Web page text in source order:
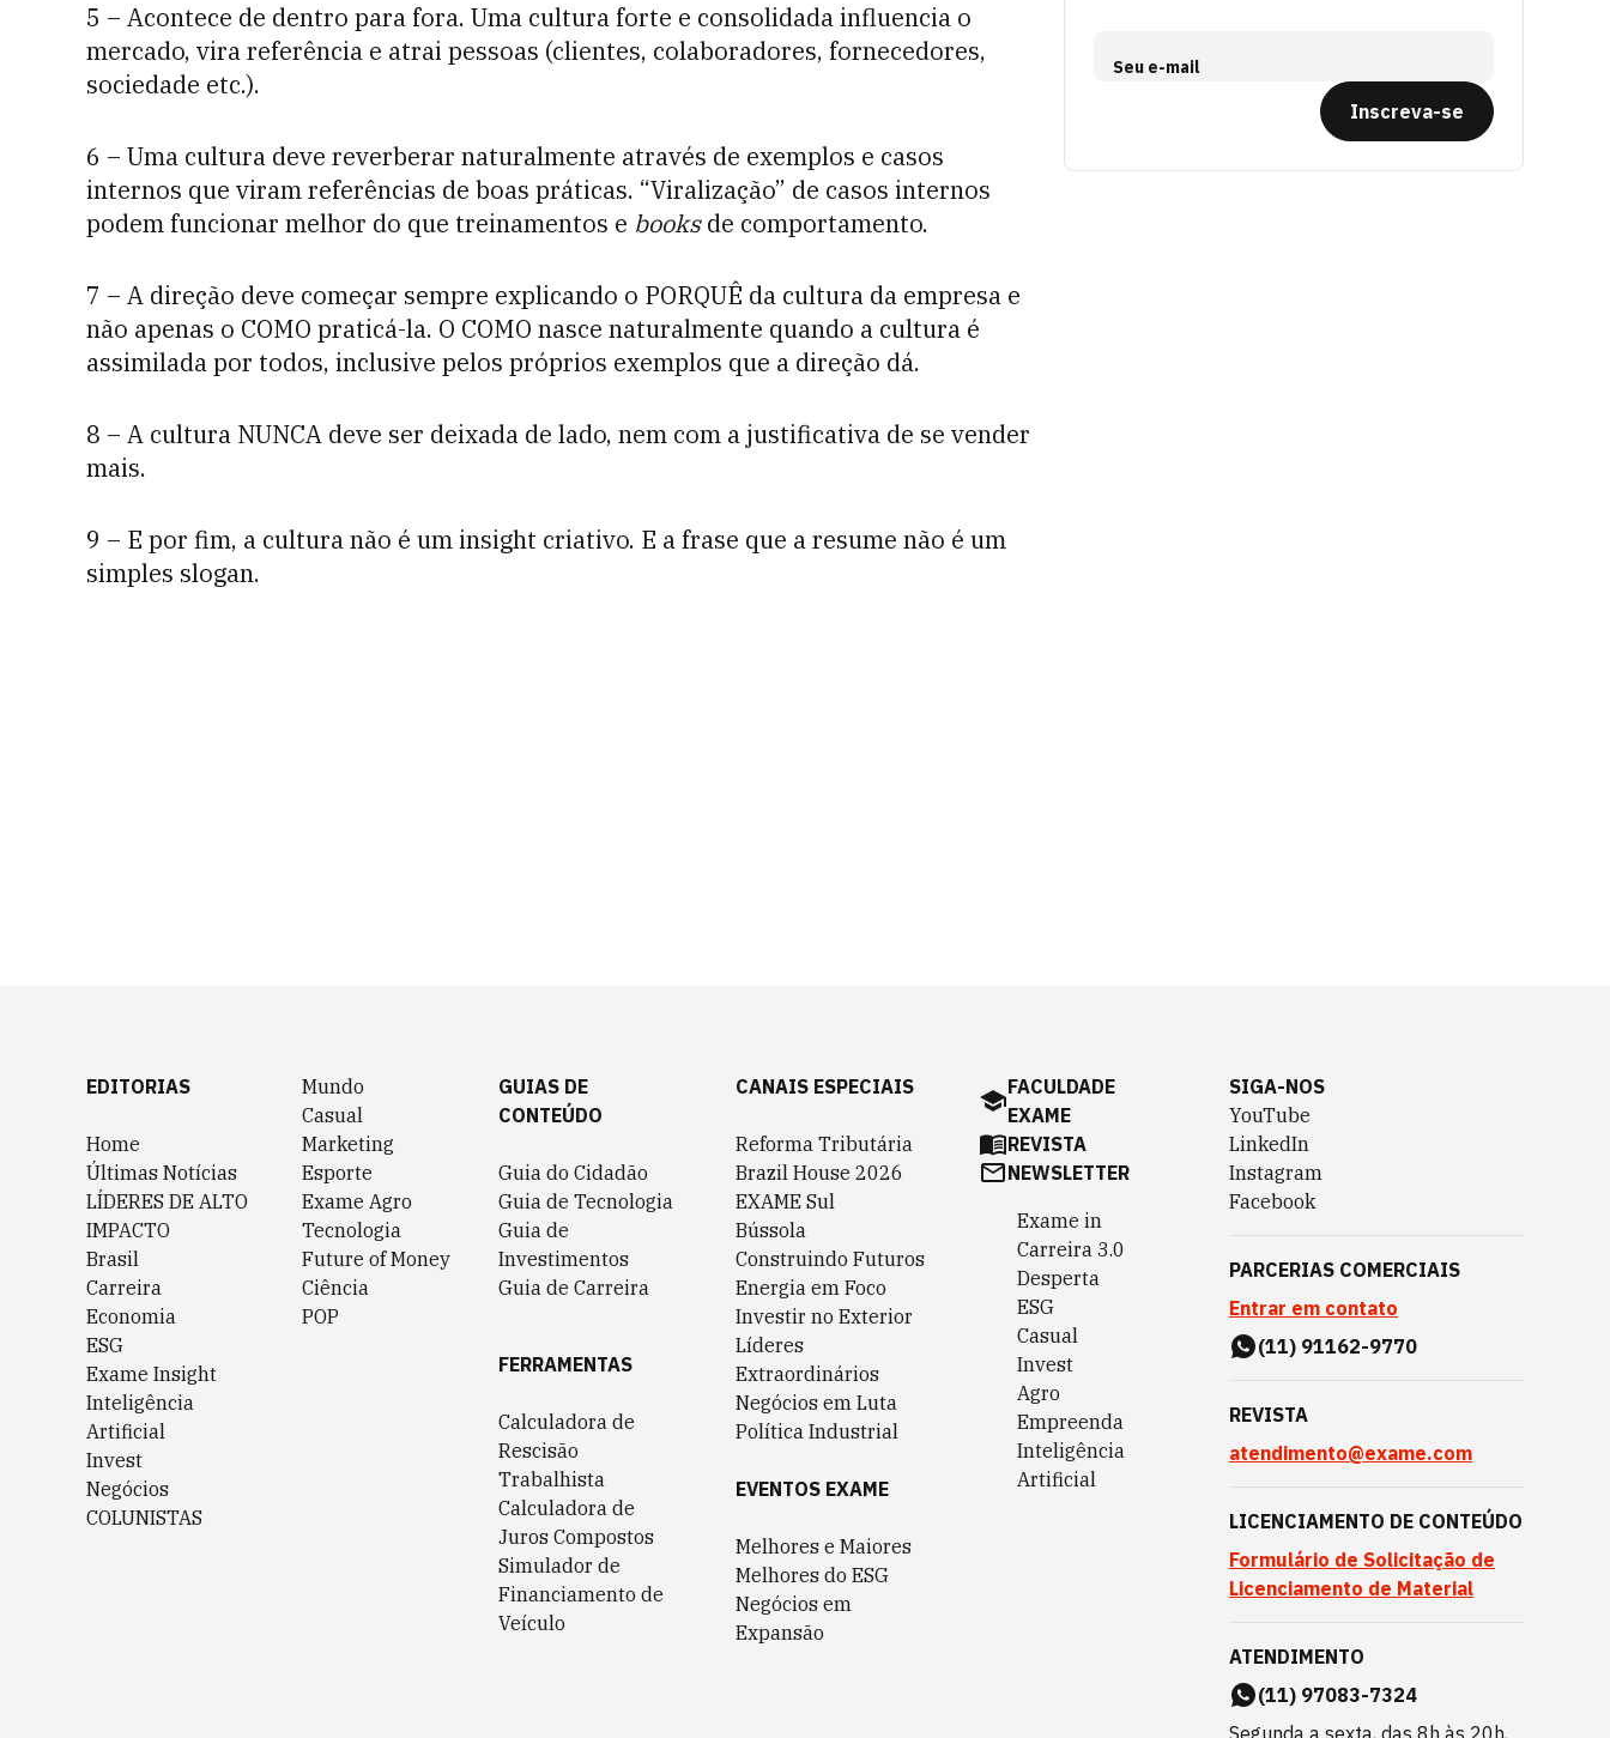
5 – Acontece de dentro para fora. Uma cultura forte e consolidada influencia o
mercado, vira referência e atrai pessoas (clientes, colaboradores, fornecedores,
sociedade etc.).
6 – Uma cultura deve reverberar naturalmente através de exemplos e casos
internos que viram referências de boas práticas. “Viralização” de casos internos
podem funcionar melhor do que treinamentos e booksde comportamento.
7 – A direção deve começar sempre explicando o PORQUÊ da cultura da empresa e
não apenas o COMO praticá-la. O COMO nasce naturalmente quando a cultura é
assimilada por todos, inclusive pelos próprios exemplos que a direção dá.
8 – A cultura NUNCA deve ser deixada de lado, nem com a justificativa de se vender
mais.
9 – E por fim, a cultura não é um insight criativo. E a frase que a resume não é um
simples slogan.
Seu e-mail
Inscreva-se
EDITORIAS
Home
Últimas Notícias
LÍDERES DE ALTO
IMPACTO
Brasil
Carreira
Economia
ESG
Exame Insight
Inteligência
Artificial
Invest
Negócios
COLUNISTAS
Mundo
Casual
Marketing
Esporte
Exame Agro
Tecnologia
Future of Money
Ciência
POP
GUIAS DE
CONTEÚDO
Guia do Cidadão
Guia de Tecnologia
Guia de
Investimentos
Guia de Carreira
FERRAMENTAS
Calculadora de
Rescisão
Trabalhista
Calculadora de
Juros Compostos
Simulador de
Financiamento de
Veículo
CANAIS ESPECIAIS
Reforma Tributária
Brazil House 2026
EXAME Sul
Bússola
Construindo Futuros
Energia em Foco
Investir no Exterior
Líderes
Extraordinários
Negócios em Luta
Política Industrial
EVENTOS EXAME
Melhores e Maiores
Melhores do ESG
Negócios em
Expansão
FACULDADE
EXAME
REVISTA
NEWSLETTER
Exame in
Carreira 3.0
Desperta
ESG
Casual
Invest
Agro
Empreenda
Inteligência
Artificial
SIGA-NOS
YouTube
LinkedIn
Instagram
Facebook
PARCERIAS COMERCIAIS
Entrar em contato
(11) 91162-9770
REVISTA
atendimento@exame.com
LICENCIAMENTO DE CONTEÚDO
Formulário de Solicitação de
Licenciamento de Material
ATENDIMENTO
(11) 97083-7324
Segunda a sexta, das 8h às 20h,